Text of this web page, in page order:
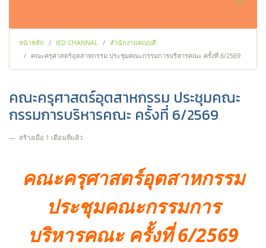
หน้าหลัก IED CHANNAL
สำนักงานคณบดี
คณะครุศาสตร์อุตสาหกรรม ประชุมคณะกรรมการบริหารคณะ ครั้งที่ 6/2569
คณะครุศาสตร์อุตสาหกรรม ประชุมคณะ
กรรมการบริหารคณะ ครั้งที่ 6/2569
สร้างเมื่อ 1 เดือนที่แล้ว
คณะครุศาสตร์อุตสาหกรรม
ประชุมคณะกรรมการ
บริหารคณะ ครั้งที่ 6/2569